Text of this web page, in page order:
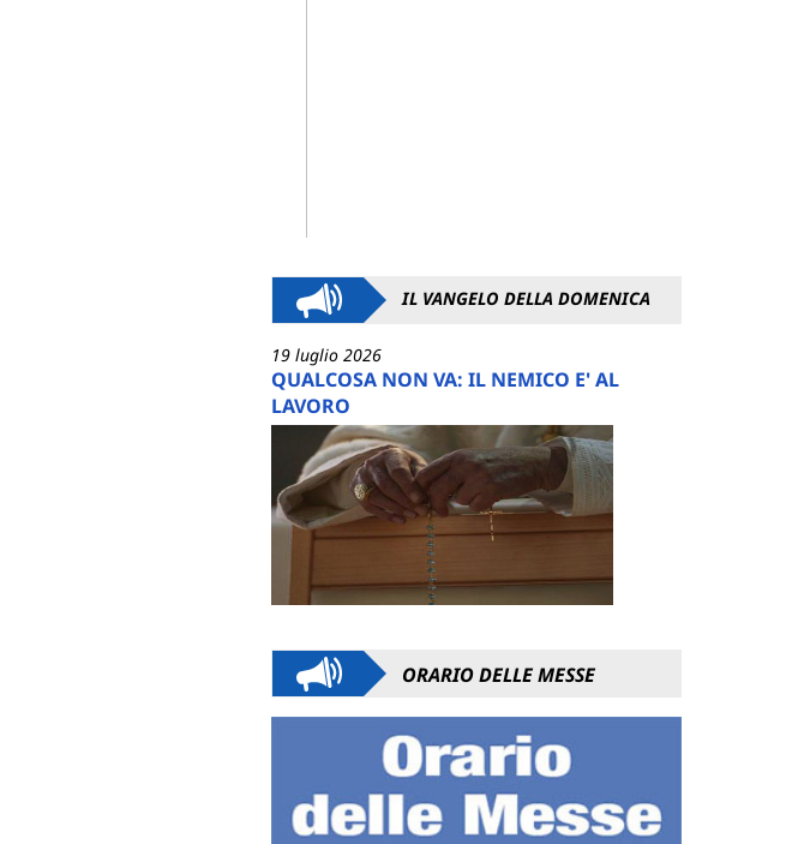
IL VANGELO DELLA DOMENICA
19 luglio 2026
QUALCOSA NON VA: IL NEMICO E' AL
LAVORO
ORARIO DELLE MESSE